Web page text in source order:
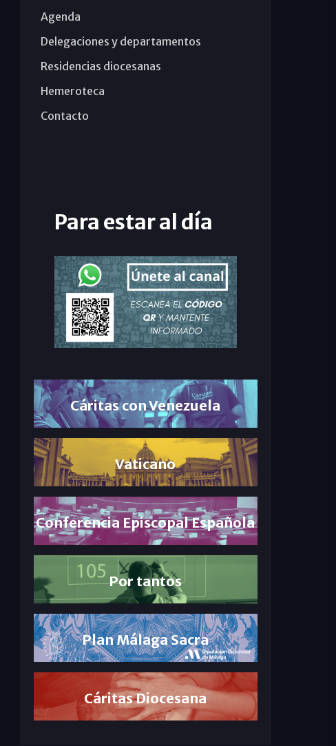
Agenda
Delegaciones y departamentos
Residencias diocesanas
Hemeroteca
Contacto
Para estar al día
Cáritas con Venezuela
Vaticano
Conferencia Episcopal Española
Por tantos
Plan Málaga Sacra
Cáritas Diocesana